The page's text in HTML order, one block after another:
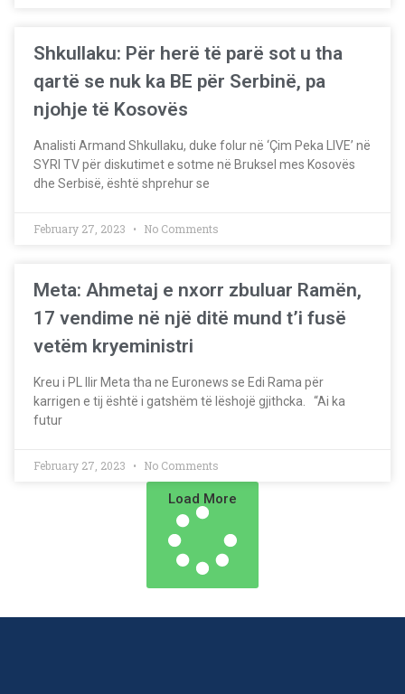
Shkullaku: Për herë të parë sot u tha
qartë se nuk ka BE për Serbinë, pa
njohje të Kosovës
Analisti Armand Shkullaku, duke folur në ‘Çim Peka LIVE’ në
SYRI TV për diskutimet e sotme në Bruksel mes Kosovës
dhe Serbisë, është shprehur se
February 27, 2023 No Comments
Meta: Ahmetaj e nxorr zbuluar Ramën,
17 vendime në një ditë mund t’i fusë
vetëm kryeministri
Kreu i PL Ilir Meta tha ne Euronews se Edi Rama për
karrigen e tij është i gatshëm të lëshojë gjithcka. “Ai ka
futur
February 27, 2023 No Comments
Load More